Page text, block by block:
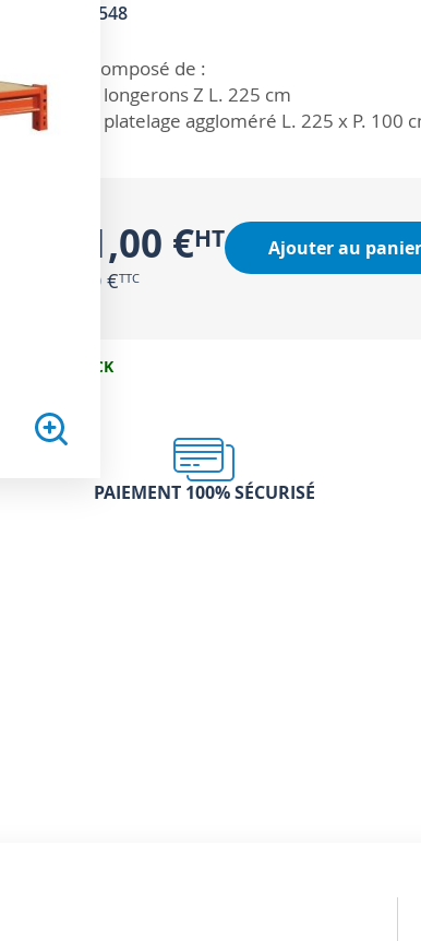
5713548
Composé de :
2 longerons Z L. 225 cm
1 platelage aggloméré L. 225 x P. 100
151,00 €
181,20 €
Ajouter au panier
EN STOCK
PAIEMENT 100% SÉCURISÉ